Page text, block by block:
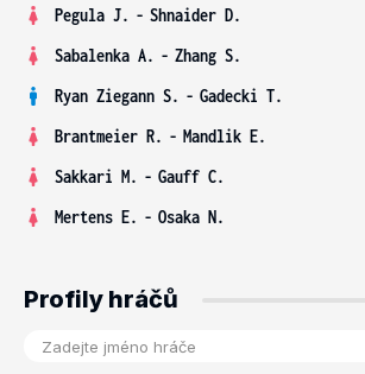
Pegula J. - Shnaider D.
Sabalenka A. - Zhang S.
Ryan Ziegann S. - Gadecki T.
Brantmeier R. - Mandlik E.
Sakkari M. - Gauff C.
Mertens E. - Osaka N.
Profily hráčů